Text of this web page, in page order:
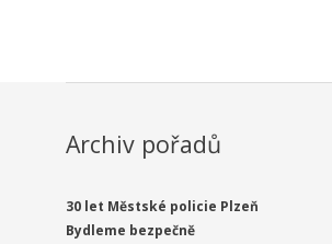
Archiv pořadů
30 let Městské policie Plzeň
Bydleme bezpečně